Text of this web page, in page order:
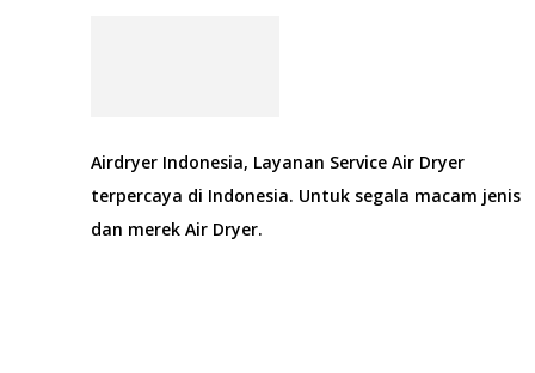
Airdryer Indonesia, Layanan Service Air Dryer
terpercaya di Indonesia. Untuk segala macam jenis
dan merek Air Dryer.